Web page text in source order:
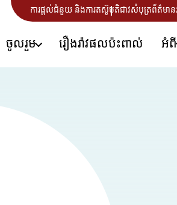
ការផ្តល់ជំនួយ និងការតស៊ូមតិជាវសំបុត្រព័ត៌មា
ចូលរួម រឿងរ៉ាវផលប៉ះពាល់ អំពី